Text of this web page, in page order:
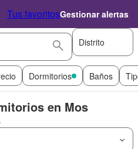
Tus favoritosGestionar alertas
Distrito
Dormitorios Baños
en Mos